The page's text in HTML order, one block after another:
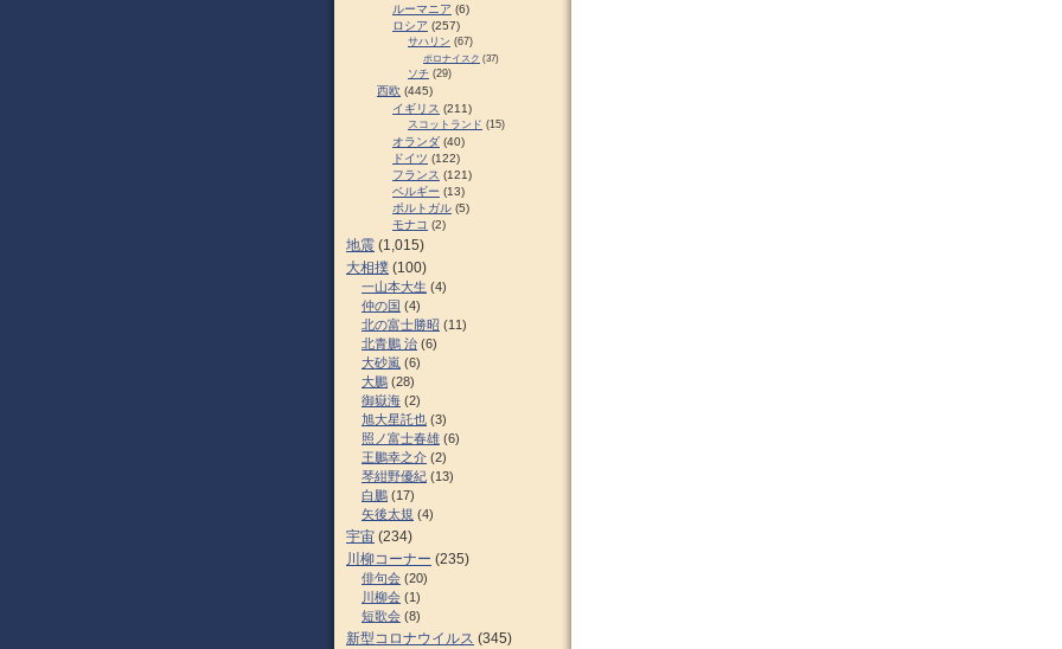
ルーマニア (6)
ロシア (257)
サハリン (67)
ポロナイスク (37)
ソチ (29)
西欧 (445)
イギリス (211)
スコットランド (15)
オランダ (40)
ドイツ (122)
フランス (121)
ベルギー (13)
ポルトガル (5)
モナコ (2)
地震 (1,015)
大相撲 (100)
一山本大生 (4)
仲の国 (4)
北の富士勝昭 (11)
北青鵬 治 (6)
大砂嵐 (6)
大鵬 (28)
御嶽海 (2)
旭大星託也 (3)
照ノ富士春雄 (6)
王鵬幸之介 (2)
琴紺野優紀 (13)
白鵬 (17)
矢後太規 (4)
宇宙 (234)
川柳コーナー (235)
俳句会 (20)
川柳会 (1)
短歌会 (8)
新型コロナウイルス (345)